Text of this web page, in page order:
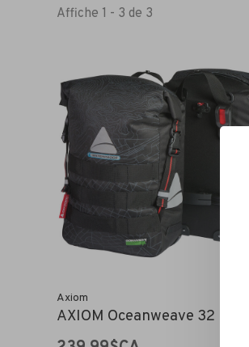
Affiche 1 - 3 de 3
Axiom
AXIOM Oceanweave 32